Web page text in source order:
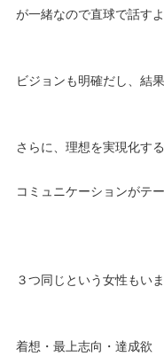
が一緒なので直球で話す
ビジョンも明確だし、結
さらに、理想を実現化す
コミュニケーションがテ
３つ同じという女性もいま
着想・最上志向・達成欲